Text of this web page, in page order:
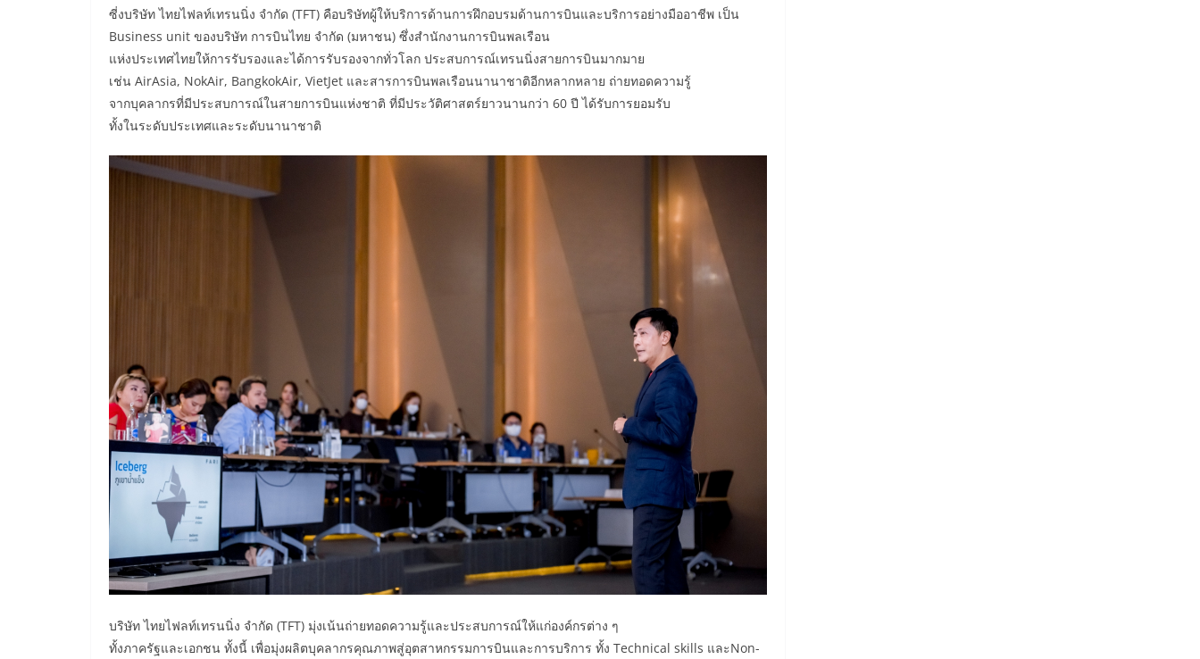
ซี่งบริษัท ไทยไฟลท์เทรนนิ่ง จำกัด (TFT) คือบริษัทผู้ให้บริการด้านการฝึกอบรมด้านการบินและบริการอย่างมืออาชีพ เป็น
Business unit ของบริษัท การบินไทย จำกัด (มหาชน) ซึ่งสำนักงานการบินพลเรือน
แห่งประเทศไทยให้การรับรองและได้การรับรองจากทั่วโลก ประสบการณ์เทรนนิ่งสายการบินมากมาย
เช่น AirAsia, NokAir, BangkokAir, VietJet และสารการบินพลเรือนนานาชาติอีกหลากหลาย ถ่ายทอดความรู้
จากบุคลากรที่มีประสบการณ์ในสายการบินแห่งชาติ ที่มีประวัติศาสตร์ยาวนานกว่า 60 ปี ได้รับการยอมรับ
ทั้งในระดับประเทศและระดับนานาชาติ
บริษัท ไทยไฟลท์เทรนนิ่ง จำกัด (TFT) มุ่งเน้นถ่ายทอดความรู้และประสบการณ์ให้แก่องค์กรต่าง ๆ
ทั้งภาครัฐและเอกชน ทั้งนี้ เพื่อมุ่งผลิตบุคลากรคุณภาพสู่อุตสาหกรรมการบินและการบริการ ทั้ง Technical skills และNon-